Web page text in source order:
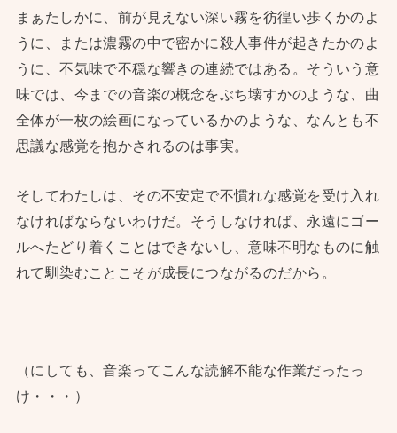
まぁたしかに、前が見えない深い霧を彷徨い歩くかのよ
うに、または濃霧の中で密かに殺人事件が起きたかのよ
うに、不気味で不穏な響きの連続ではある。そういう意
味では、今までの音楽の概念をぶち壊すかのような、曲
全体が一枚の絵画になっているかのような、なんとも不
思議な感覚を抱かされるのは事実。
そしてわたしは、その不安定で不慣れな感覚を受け入れ
なければならないわけだ。そうしなければ、永遠にゴー
ルへたどり着くことはできないし、意味不明なものに触
れて馴染むことこそが成長につながるのだから。
（にしても、音楽ってこんな読解不能な作業だったっ
け・・・）